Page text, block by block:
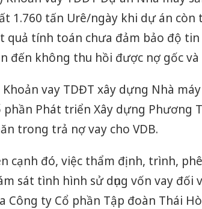
1.760 tấn Urê/ngày khi dự án
quả tính toán chưa đảm bảo độ
đến không thu hồi được nợ gốc
Khoản vay TDĐT xây dựng Nhà
phần Phát triển Xây dựng Phương
trong trả nợ vay cho VDB.
cạnh đó, việc thẩm định, trình,
sát tình hình sử dụng vốn vay đối
Công ty Cổ phần Tập đoàn Thái